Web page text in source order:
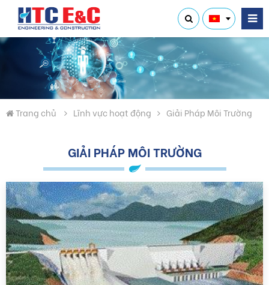
Trang chủ Lĩnh vực hoạt động Giải Pháp Môi Trường
GIẢI PHÁP MÔI TRƯỜNG